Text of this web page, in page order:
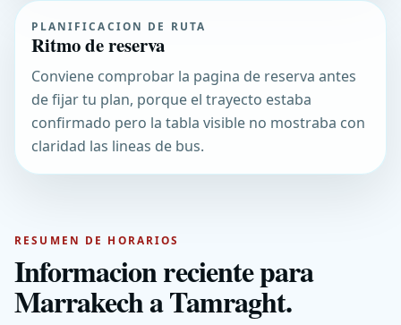
PLANIFICACION DE RUTA
Ritmo de reserva
Conviene comprobar la pagina de reserva antes
de fijar tu plan, porque el trayecto estaba
confirmado pero la tabla visible no mostraba con
claridad las lineas de bus.
RESUMEN DE HORARIOS
Informacion reciente para
Marrakech a Tamraght.